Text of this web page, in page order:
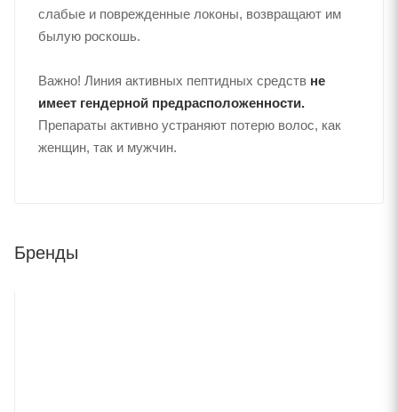
слабые и поврежденные локоны, возвращают им
былую роскошь.
Важно! Линия активных пептидных средств не
имеет гендерной предрасположенности.
Препараты активно устраняют потерю волос, как
женщин, так и мужчин.
Бренды